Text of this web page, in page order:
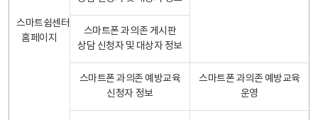
스마트쉼센터
홈페이지
스마트폰 과의존 게시판
상담 신청자 및 대상자 정보
스마트폰 과의존 예방교육
신청자 정보
스마트폰 과의존 예방교육
운영